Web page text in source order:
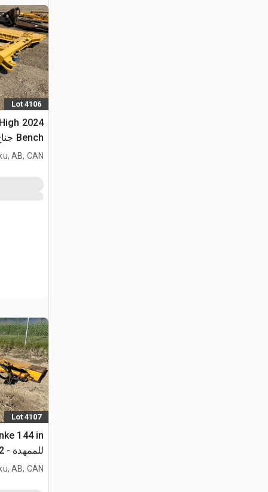
Lot 4106
High
MG-30
AB, CAN
Lot 4107
للممهدة - Fits John Deere 872
AB, CAN